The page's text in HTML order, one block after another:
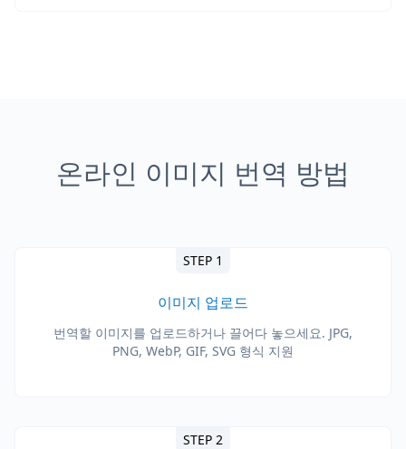
온라인 이미지 번역 방법
STEP 1
이미지 업로드
번역할 이미지를 업로드하거나 끌어다 놓으세요. JPG,
PNG, WebP, GIF, SVG 형식 지원
STEP 2